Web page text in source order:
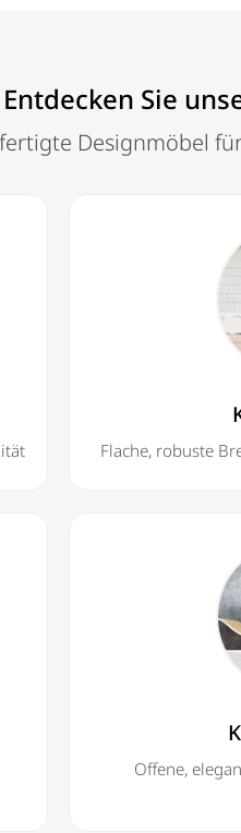
Entdecken Sie
Designmöbel
Flache, robuste
Offene,